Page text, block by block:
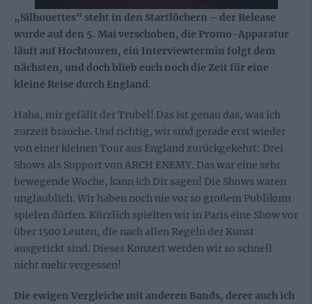
„Silhouettes“ steht in den Startlöchern – der Release
wurde auf den 5. Mai verschoben, die Promo-Apparatur
läuft auf Hochtouren, ein Interviewtermin folgt dem
nächsten, und doch blieb euch noch die Zeit für eine
kleine Reise durch England.
Haha, mir gefällt der Trubel! Das ist genau das, was ich
zurzeit brauche. Und richtig, wir sind gerade erst wieder
von einer kleinen Tour aus England zurückgekehrt: Drei
Shows als Support von ARCH ENEMY. Das war eine sehr
bewegende Woche, kann ich Dir sagen! Die Shows waren
unglaublich. Wir haben noch nie vor so großem Publikum
spielen dürfen. Kürzlich spielten wir in Paris eine Show vor
über 1500 Leuten, die nach allen Regeln der Kunst
ausgetickt sind. Dieses Konzert werden wir so schnell
nicht mehr vergessen!
Die ewigen Vergleiche mit anderen Bands, derer auch ich